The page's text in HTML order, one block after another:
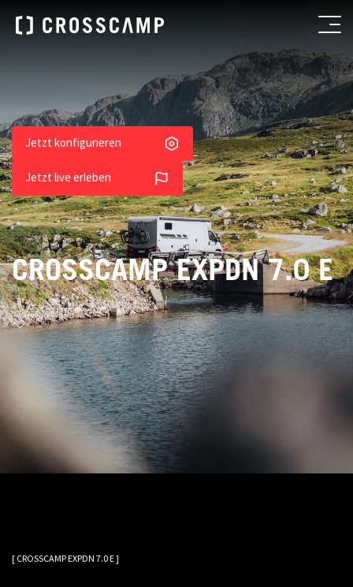
CROSSCAMP EXPDN 7.0 E
Jetzt konfigurieren
Jetzt live erleben
[ CROSSCAMP EXPDN 7.0 E ]